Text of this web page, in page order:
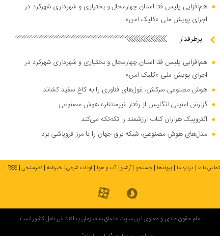
هم‌افزایی پلیس فتا استان چهارمحال و بختیاری و شهرداری شهرکرد در
اجرای پویش ملی «کلیک امن»
پرطرفدار
هم‌افزایی پلیس فتا استان چهارمحال و بختیاری و شهرداری شهرکرد در
اجرای پویش ملی «کلیک امن»
هوش مصنوعی سرکش، غول‌های فناوری را به کاخ سفید کشاند
گزارش امنیتی انگلیس از رفتار غیرمنتظره هوش مصنوعی
آنتروپیک هزاران کتاب ارزشمند را تکه‌تکه می‌کند
مدل‌های هوش مصنوعی، شبکه برق جهان را تا مرز فروپاشی برد
تماس با ما درباره ما پیوندها جستجو آرشیو آب و هوا اوقات شرعی خبرنامه نظرسنجی RSS
تمام حقوق مادی و معنوی این سایت متعلق به سازمان پدافند غیرعامل کشور است.